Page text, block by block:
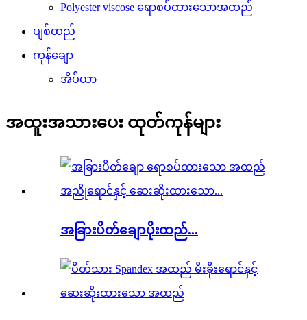
Polyester viscose ရောစပ်ထားသောအထည်
ပျစ်ထည်
ကုန်ချော
အိပ်ယာ
အထူးအသားပေး ထုတ်ကုန်များ
အခြားပိတ်ချောပိုးထည်...